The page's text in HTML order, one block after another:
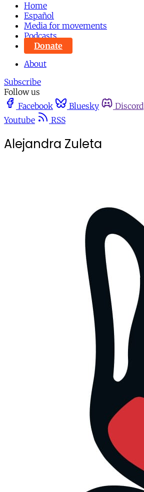
Home
Español
Media for movements
Podcasts
Donate
About
Subscribe
Follow us
Facebook
Bluesky Discord
Youtube
RSS
Alejandra Zuleta